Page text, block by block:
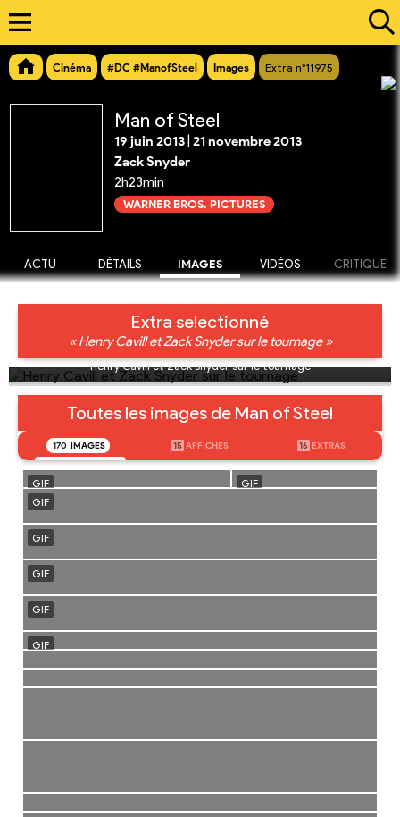
Cinéma #DC #ManofSteel Images Extra n°11975
Man of Steel
19 juin 2013 21 novembre 2013
Zack Snyder
2h23min
WARNER BROS. PICTURES
ACTU DÉTAILS IMAGES VIDÉOS CRITIQUE
Extra selectionné
« Henry Cavill et Zack Snyder sur le tournage »
Henry Cavill et Zack Snyder sur le tournage
Toutes les images de Man of Steel
170 IMAGES 15 AFFICHES 16 EXTRAS